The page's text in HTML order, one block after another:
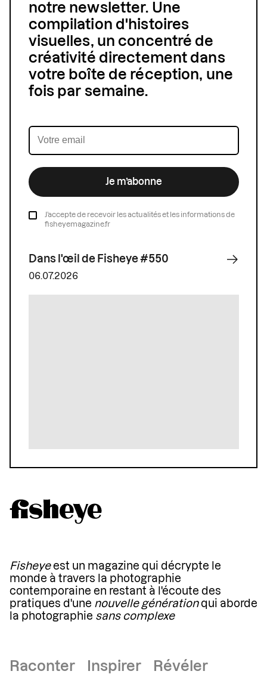
notre newsletter. Une
compilation d'histoires
visuelles, un concentré de
créativité directement dans
votre boîte de réception, une
fois par semaine.
Je m’abonne
J’accepte de recevoir les actualités et les informations de
fisheyemagazine.fr
Dans l'œil de Fisheye #550
06.07.2026
Fisheyeest un magazine qui décrypte le
monde à travers la photographie
contemporaine en restant à l'écoute des
pratiques d'une nouvelle générationqui aborde
la photographie sans complexe
Raconter Inspirer Révéler